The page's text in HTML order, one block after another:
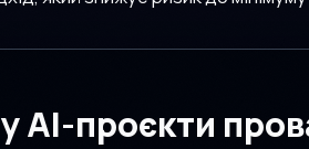
AI-проєкти